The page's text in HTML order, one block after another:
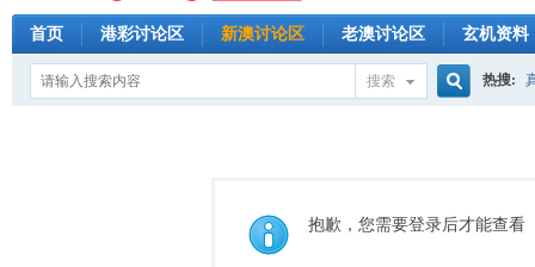
首页 港彩讨论区 新澳讨论区 老澳讨论区 玄机资料
搜索
索
热搜:
抱歉，您需要登录后才能查看